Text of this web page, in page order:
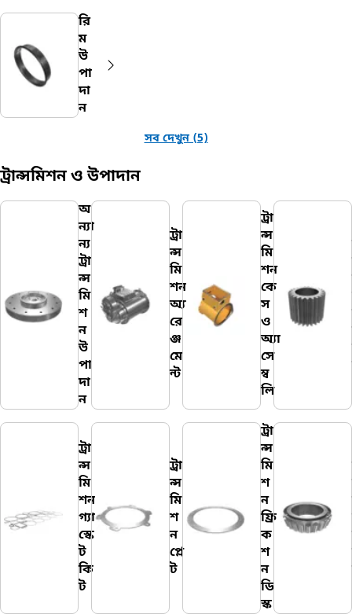
রি
ম
উ
পা
দা
ন
সব দেখুন (5)
ট্রান্সমিশন ও উপাদান
অ
ন্যা
ন্য
ট্রা
ন্স
মি
শ
ন
উ
পা
দা
ন
ট্রা
ন্স
মি
শন
অ্যা
রে
ঞ্জ
মে
ন্ট
ট্রা
ন্স
মি
শন
কে
স
ও
অ্যা
সে
ম্ব
লি
ট্রা
ন্স
মি
শন
গ্যা
স্কে
ট
কি
ট
ট্রা
ন্স
মি
শ
ন
প্লে
ট
ট্রা
ন্স
মি
শ
ন
ফ্রি
ক
শ
ন
ডি
স্ক